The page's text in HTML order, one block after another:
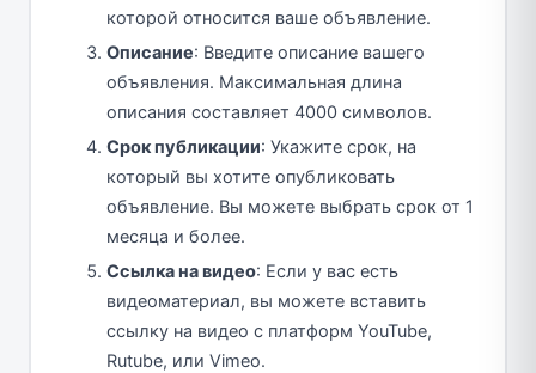
которой относится ваше объявление.
Описание: Введите описание вашего
объявления. Максимальная длина
описания составляет 4000 символов.
Срок публикации: Укажите срок, на
который вы хотите опубликовать
объявление. Вы можете выбрать срок от 1
месяца и более.
Ссылка на видео: Если у вас есть
видеоматериал, вы можете вставить
ссылку на видео с платформ YouTube,
Rutube, или Vimeo.